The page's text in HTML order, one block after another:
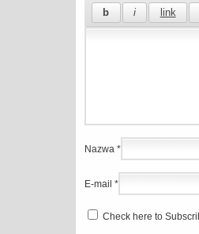
Nazwa *
E-mail *
Check here to